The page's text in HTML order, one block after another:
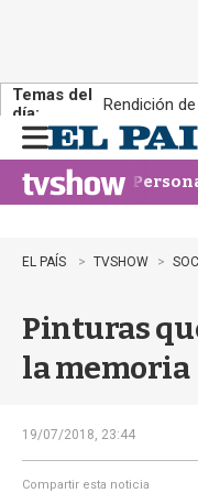
Temas del
día:
Rendición
n
u
EL PAÍS TVSHOW
Pinturas
la memoria
19/07/2018, 23:44
Compartir esta noticia